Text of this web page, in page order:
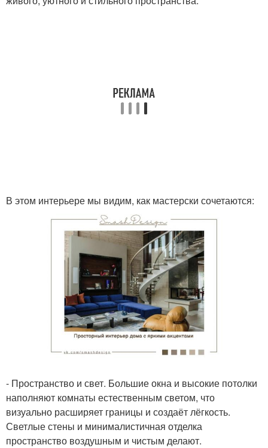
В этом интерьере мы видим, как мастерски сочетаются:
- Пространство и свет. Большие окна и высокие потолки
наполняют комнаты естественным светом, что
визуально расширяет границы и создаёт лёгкость.
Светлые стены и минималистичная отделка
пространство воздушным и чистым делают.